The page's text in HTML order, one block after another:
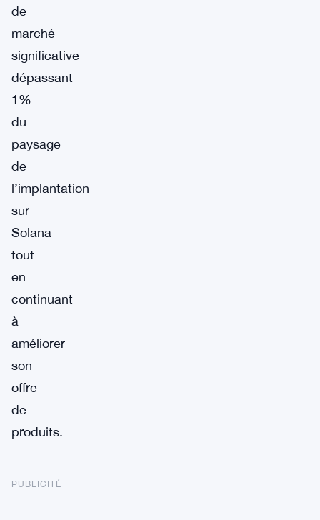
de
marché
significative
dépassant
1%
du
paysage
de
l’implantation
sur
Solana
tout
en
continuant
à
améliorer
son
offre
de
produits.
PUBLICITÉ